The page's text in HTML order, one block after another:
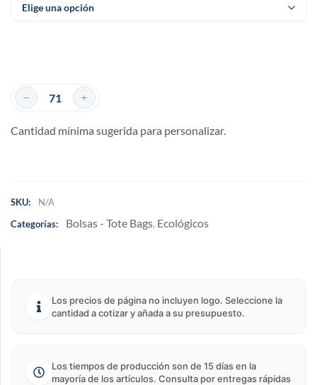
Cantidad mínima sugerida para personalizar.
SKU:
N/A
Categorías:
Bolsas - Tote Bags, Ecológicos
Los precios de página no incluyen logo. Seleccione la
cantidad a cotizar y añada a su presupuesto.
Los tiempos de producción son de 15 días en la
mayoría de los artículos. Consulta por entregas rápidas